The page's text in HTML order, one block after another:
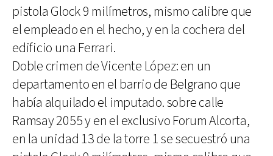
pistola Glock 9 milímetros, mismo calibre que
el empleado en el hecho, y en la cochera del
edificio una Ferrari.
Doble crimen de Vicente López: en un
departamento en el barrio de Belgrano que
había alquilado el imputado. sobre calle
Ramsay 2055 y en el exclusivo Forum Alcorta,
en la unidad 13 de la torre 1 se secuestró una